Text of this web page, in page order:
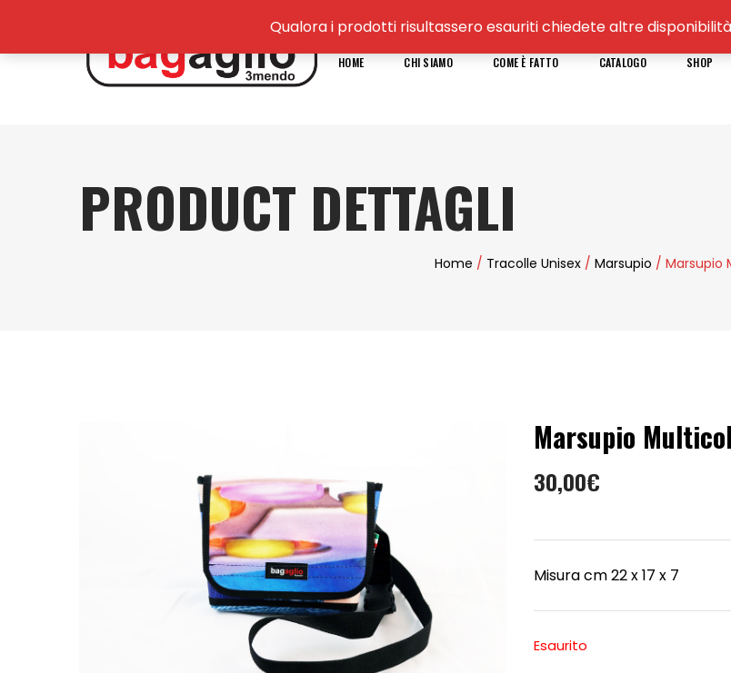
HOME CHI SIAMO COME È FATTO CATALOGO SHOP
PRODUCT DETTAGLI
Home / Tracolle Unisex/ Marsupio / Marsupio
Marsupio
30,00€
Misura cm 22 x 17 x 7
Esaurito
Qualora i prodotti risultassero esauriti chiedete altre